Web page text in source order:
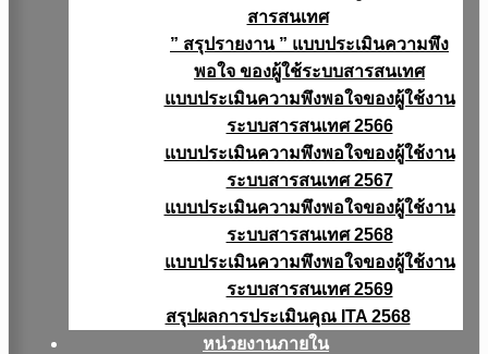
สารสนเทศ
” สรุปรายงาน ” แบบประเมินความพึง
พอใจ ของผู้ใช้ระบบสารสนเทศ
แบบประเมินความพึงพอใจของผู้ใช้งาน
ระบบสารสนเทศ 2566
แบบประเมินความพึงพอใจของผู้ใช้งาน
ระบบสารสนเทศ 2567
แบบประเมินความพึงพอใจของผู้ใช้งาน
ระบบสารสนเทศ 2568
แบบประเมินความพึงพอใจของผู้ใช้งาน
ระบบสารสนเทศ 2569
สรุปผลการประเมินคุณ ITA 2568
หน่วยงานภายใน